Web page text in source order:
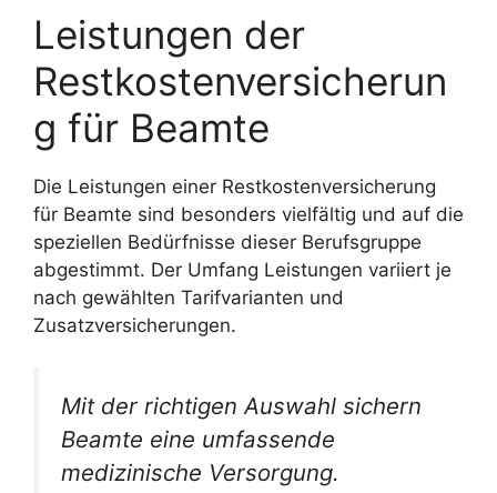
Leistungen der
Restkostenversicherun
g für Beamte
Die Leistungen einer Restkostenversicherung
für Beamte sind besonders vielfältig und auf die
speziellen Bedürfnisse dieser Berufsgruppe
abgestimmt. Der Umfang Leistungen variiert je
nach gewählten Tarifvarianten und
Zusatzversicherungen.
Mit der richtigen Auswahl sichern
Beamte eine umfassende
medizinische Versorgung.